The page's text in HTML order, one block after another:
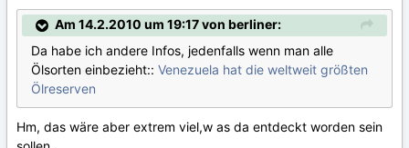
Am 14.2.2010 um 19:17 von berliner:
Da habe ich andere Infos, jedenfalls wenn man alle
Ölsorten einbezieht:: Venezuela hat die weltweit größten
Ölreserven
Hm, das wäre aber extrem viel,w as da entdeckt worden sein